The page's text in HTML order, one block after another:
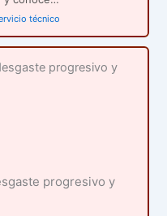
técnico
progresivo y